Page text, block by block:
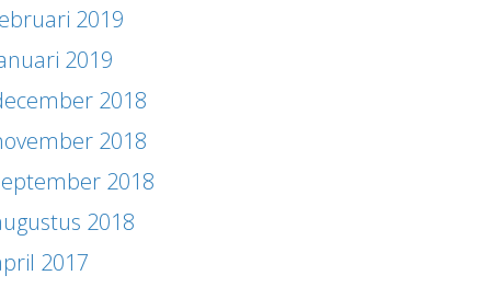
2019
2019
2018
2018
2018
2018
2017